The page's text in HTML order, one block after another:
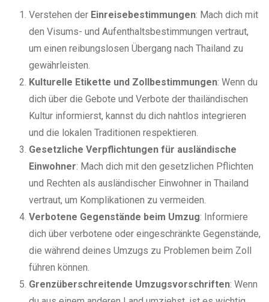
Verstehen der Einreisebestimmungen: Mach dich mit
den Visums- und Aufenthaltsbestimmungen vertraut,
um einen reibungslosen Übergang nach Thailand zu
gewährleisten.
Kulturelle Etikette und Zollbestimmungen: Wenn du
dich über die Gebote und Verbote der thailändischen
Kultur informierst, kannst du dich nahtlos integrieren
und die lokalen Traditionen respektieren.
Gesetzliche Verpflichtungen für ausländische
Einwohner: Mach dich mit den gesetzlichen Pflichten
und Rechten als ausländischer Einwohner in Thailand
vertraut, um Komplikationen zu vermeiden.
Verbotene Gegenstände beim Umzug: Informiere
dich über verbotene oder eingeschränkte Gegenstände,
die während deines Umzugs zu Problemen beim Zoll
führen können.
Grenzüberschreitende Umzugsvorschriften: Wenn